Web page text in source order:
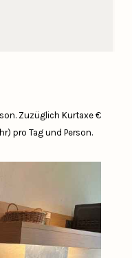
Zuzüglich Kurtaxe €
pro Tag und Person.